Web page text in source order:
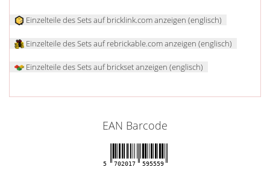
Einzelteile des Sets auf bricklink.com anzeigen (englisch)
Einzelteile des Sets auf rebrickable.com anzeigen (englisch)
Einzelteile des Sets auf brickset anzeigen (englisch)
EAN Barcode
5 702017 595559